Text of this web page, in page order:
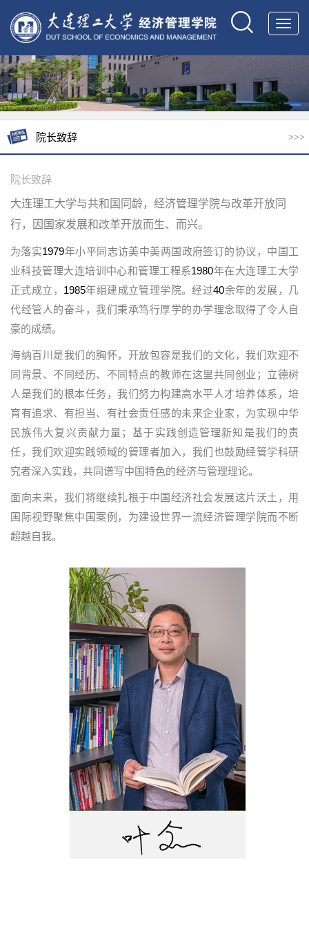
院长致辞 >>>
院长致辞
大连理工大学与共和国同龄，经济管理学院与改革开放同
行，因国家发展和改革开放而生、而兴。
为落实1979年小平同志访美中美两国政府签订的协议，中国工
业科技管理大连培训中心和管理工程系1980年在大连理工大学
正式成立， 1985年组建成立管理学院。经过40余年的发展，几
代经管人的奋斗，我们秉承笃行厚学的办学理念取得了令人自
豪的成绩。
海纳百川是我们的胸怀，开放包容是我们的文化，我们欢迎不
同背景、不同经历、不同特点的教师在这里共同创业；立德树
人是我们的根本任务，我们努力构建高水平人才培养体系，培
育有追求、有担当、有社会责任感的未来企业家，为实现中华
民族伟大复兴贡献力量；基于实践创造管理新知是我们的责
任，我们欢迎实践领域的管理者加入，我们也鼓励经管学科研
究者深入实践，共同谱写中国特色的经济与管理理论。
面向未来，我们将继续扎根于中国经济社会发展这片沃土，用
国际视野聚焦中国案例，为建设世界一流经济管理学院而不断
超越自我。